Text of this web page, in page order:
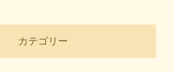
カテゴリー